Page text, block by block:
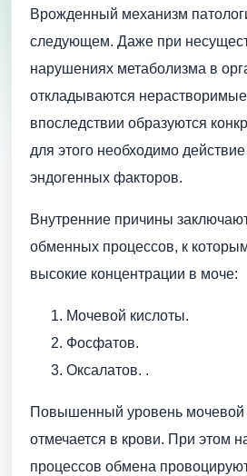
Врожденный механизм
следующем. Даже при
нарушениях метаболизма в
откладываются
впоследствии образуются
для этого необходимо
эндогенных факторов.
Внутренние причины
обменных процессов, к
высокие концентрации в моче:
Мочевой кислоты.
Фосфатов.
Оксалатов. .
Повышенный уровень мочевой
отмечается в крови. При этом
процессов обмена